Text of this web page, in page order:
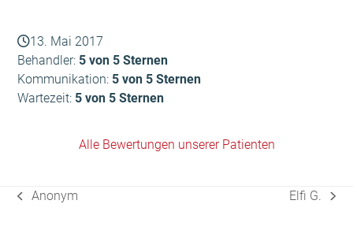
13. Mai 2017
Behandler: 5 von 5 Sternen
Kommunikation: 5 von 5 Sternen
Wartezeit: 5 von 5 Sternen
Alle Bewertungen unserer Patienten
vorheriger
Anonym
Nächster
Elfi G.